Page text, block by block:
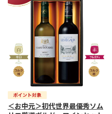
＜お中元＞初代世界最優秀ソム